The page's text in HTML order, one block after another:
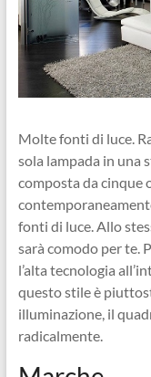
Molte fonti di luce.
sola lampada in una
composta da cinque
fonti di luce. Allo
sarà comodo per te.
l’alta tecnologia
questo stile è
illuminazione, il
radicalmente.